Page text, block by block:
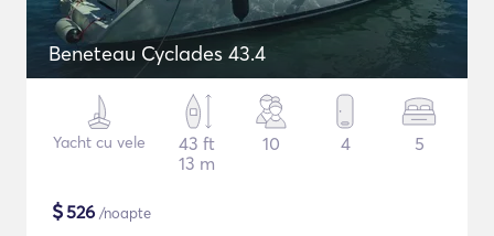
Beneteau Cyclades 43.4
Yacht cu vele
43 ft
13 m
10 4 5
$526 /noapte